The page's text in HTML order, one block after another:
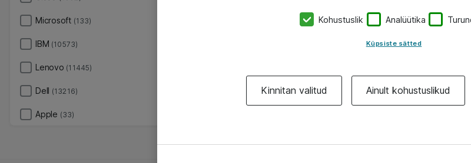
Microsoft (133)
IBM (10573)
Lenovo (11445)
Dell (13216)
Apple (33)
Kohustuslik Analüütika
Küpsiste sätted
Kinnitan valitud Ainult kohustuslikud